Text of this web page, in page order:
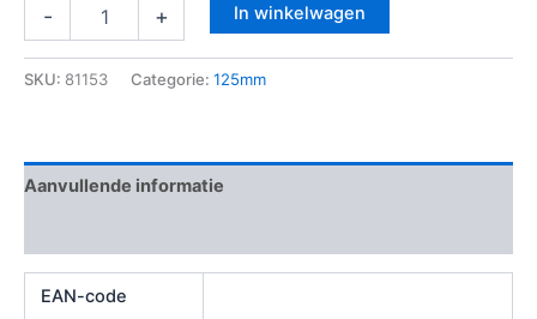
- + In winkelwagen
SKU: 81153 Categorie: 125mm
Aanvullende informatie
EAN-code